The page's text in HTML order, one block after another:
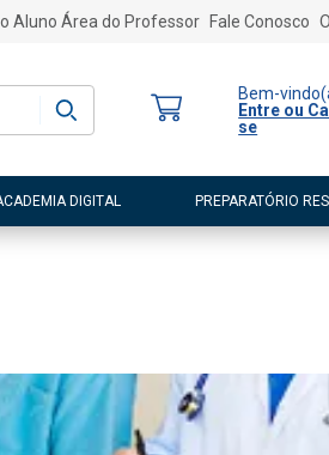
Aluno Área do Professor Fale Conosco
Bem-vindo
Entre ou
se
DIGITAL PREPARATÓRIO